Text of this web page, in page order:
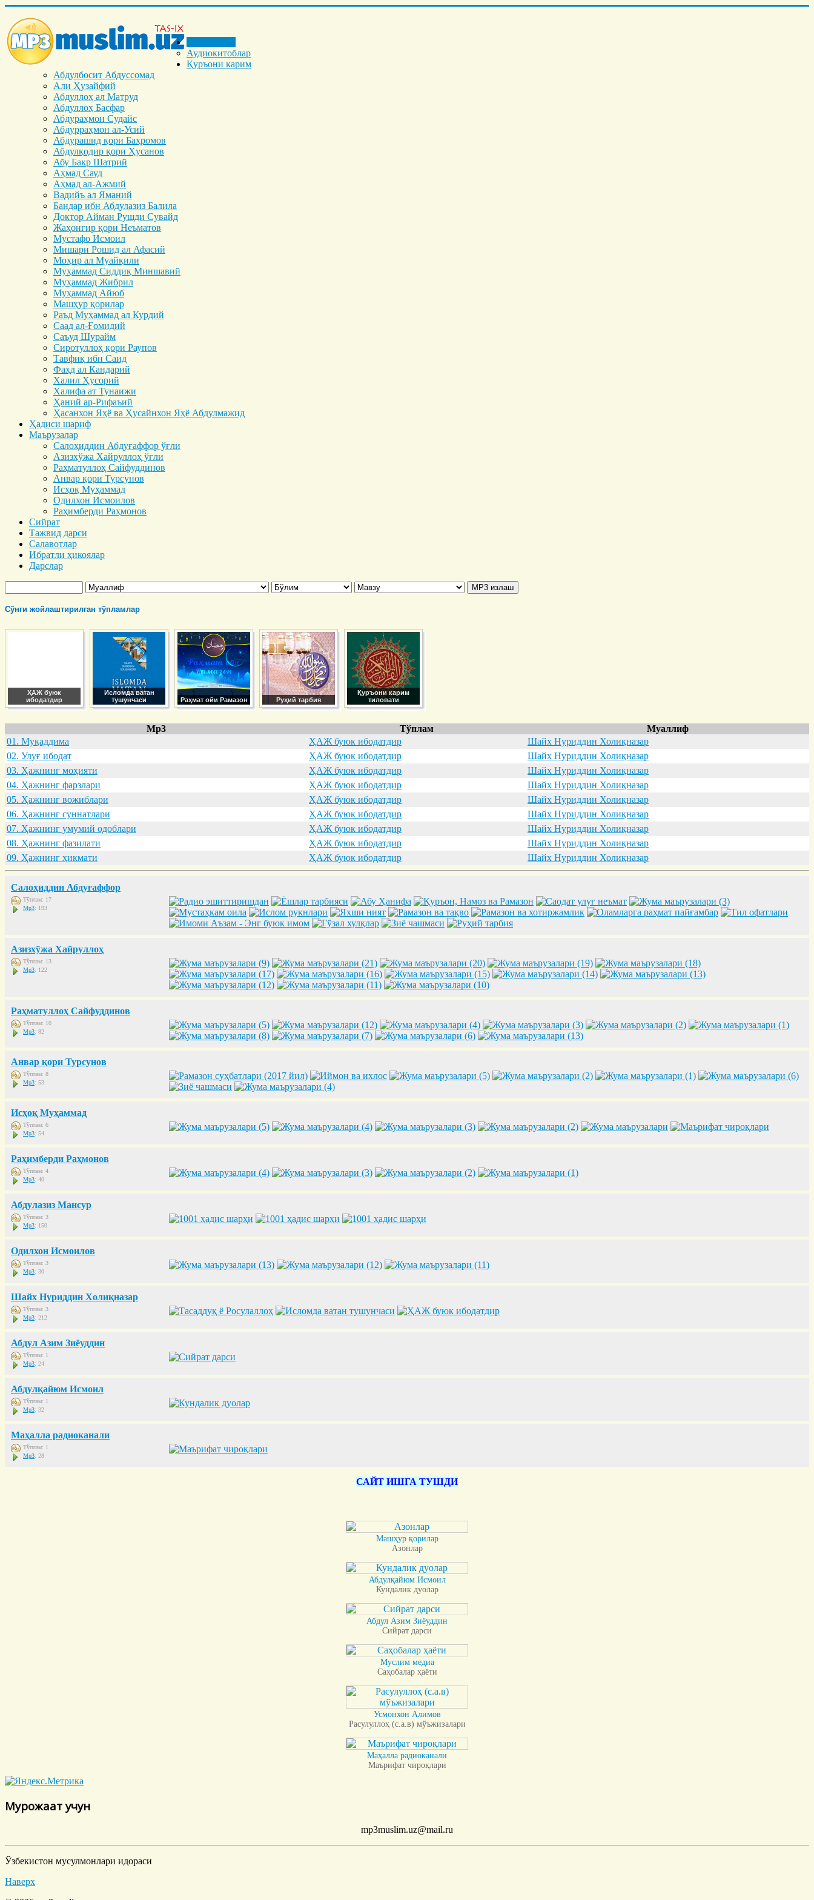
Аудиокитоблар
Қуръони карим
Абдулбосит Абдуссомад
Али Ҳузайфий
Абдуллоҳ ал Матруд
Абдуллоҳ Басфар
Абдураҳмон Судайс
Абдурраҳмон ал-Усий
Абдурашид қори Баҳромов
Абдулқодир қори Ҳусанов
Абу Бакр Шатрий
Аҳмад Сауд
Аҳмад ал-Ажмий
Вадийъ ал Яманий
Бандар ибн Абдулазиз Балила
Доктор Айман Рушди Сувайд
Жаҳонгир қори Неъматов
Мустафо Исмоил
Мишари Рошид ал Афасий
Моҳир ал Муайқили
Муҳаммад Cиддиқ Миншавий
Муҳаммад Жибрил
Муҳаммад Айюб
Машҳур қорилар
Раъд Муҳаммад ал Курдий
Саад ал-Ғомидий
Саъуд Шурайм
Сиротуллоҳ қори Раупов
Тавфиқ ибн Саид
Фаҳд ал Кандарий
Халил Ҳусорий
Халифа ат Тунаижи
Ҳаний ар-Рифаъий
Ҳасанхон Яҳё ва Ҳусайнхон Яҳё Абдулмажид
Ҳадиси шариф
Маърузалар
Салоҳиддин Абдуғаффор ўғли
Азизхўжа Хайруллоҳ ўғли
Раҳматуллоҳ Сайфуддинов
Анвар қори Турсунов
Исҳоқ Муҳаммад
Одилхон Исмоилов
Раҳимберди Раҳмонов
Сийрат
Тажвид дарси
Салавотлар
Ибратли ҳикоялар
Дарслар
Сўнги жойлаштирилган тўпламлар
ҲАЖ буюк
ибодатдир
Исломда ватан
тушунчаси
Раҳмат ойи Рамазон Руҳий тарбия
Қуръони карим
тиловати
Mp3 Тўплам
Муаллиф
01. Муқaддимa
ҲАЖ буюк ибодатдир
Шайх Нуриддин Холиқназар
02. Улуғ ибодaт
ҲАЖ буюк ибодатдир
Шайх Нуриддин Холиқназар
03. Ҳaжнинг моҳияти
ҲАЖ буюк ибодатдир
Шайх Нуриддин Холиқназар
04. Ҳaжнинг фaрзлaри
ҲАЖ буюк ибодатдир
Шайх Нуриддин Холиқназар
05. Ҳaжнинг вожиблaри
ҲАЖ буюк ибодатдир
Шайх Нуриддин Холиқназар
06. Ҳaжнинг суннaтлaри
ҲАЖ буюк ибодатдир
Шайх Нуриддин Холиқназар
07. Ҳaжнинг умумий одоблaри
ҲАЖ буюк ибодатдир
Шайх Нуриддин Холиқназар
08. Ҳaжнинг фaзилaти
ҲАЖ буюк ибодатдир
Шайх Нуриддин Холиқназар
09. Ҳaжнинг ҳикмaти
ҲАЖ буюк ибодатдир Шайх Нуриддин Холиқназар
Салоҳиддин Абдуғаффор
Тўплам: 17
Mp3: 193
Азизхўжа Хайруллоҳ
Тўплам: 13
Mp3: 122
Раҳматуллоҳ Сайфуддинов
Тўплам: 10
Mp3: 82
Анвар қори Турсунов
Тўплам: 8
Mp3: 53
Исҳоқ Муҳаммад
Тўплам: 6
Mp3: 54
Раҳимберди Раҳмонов
Тўплам: 4
Mp3: 40
Абдулазиз Мансур
Тўплам: 3
Mp3: 150
Одилхон Исмоилов
Тўплам: 3
Mp3: 30
Шайх Нуриддин Холиқназар
Тўплам: 3
Mp3: 212
Абдул Азим Зиёуддин
Тўплам: 1
Mp3: 24
Абдулқайюм Исмоил
Тўплам: 1
Mp3: 32
Маҳалла радиоканали
Тўплам: 1
Mp3: 28
САЙТ ИШГА ТУШДИ
Машҳур қорилар
Азонлар
Абдулқайюм Исмоил
Кундалик дуолар
Абдул Азим Зиёуддин
Сийрат дарси
Муслим медиа
Саҳобалар ҳаёти
Усмонхон Алимов
Расулуллоҳ (с.а.в) мўъжизалари
Маҳалла радиоканали
Маърифат чироқлари
Мурожаат учун
mp3muslim.uz@mail.ru
Ўзбекистон мусулмонлари идораси
Наверх